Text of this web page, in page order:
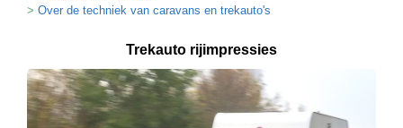
Over de techniek van caravans en trekauto's
Trekauto rijimpressies